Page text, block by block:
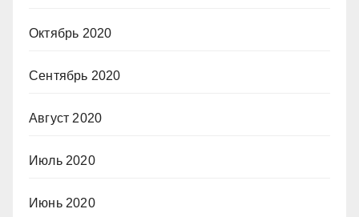
Октябрь 2020
Сентябрь 2020
Август 2020
Июль 2020
Июнь 2020